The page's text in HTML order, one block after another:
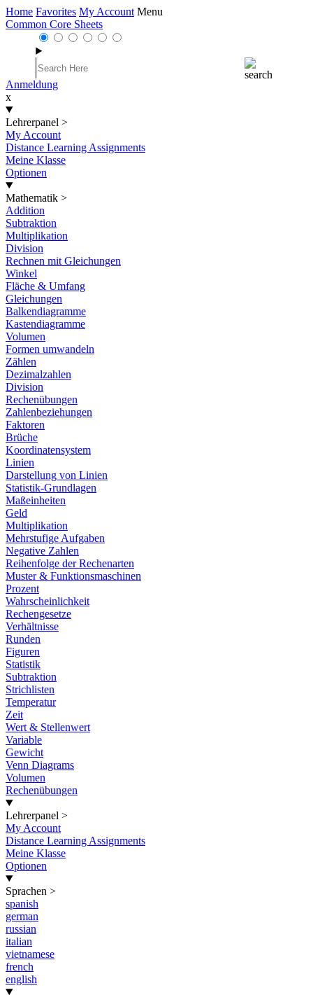
Home Favorites My Account Menu
Common Core Sheets
Anmeldung
x
Lehrerpanel >
My Account
Distance Learning Assignments
Meine Klasse
Optionen
Mathematik >
Addition
Subtraktion
Multiplikation
Division
Rechnen mit Gleichungen
Winkel
Fläche & Umfang
Gleichungen
Balkendiagramme
Kastendiagramme
Volumen
Formen umwandeln
Zählen
Dezimalzahlen
Division
Rechenübungen
Zahlenbeziehungen
Faktoren
Brüche
Koordinatensystem
Linien
Darstellung von Linien
Statistik-Grundlagen
Maßeinheiten
Geld
Multiplikation
Mehrstufige Aufgaben
Negative Zahlen
Reihenfolge der Rechenarten
Muster & Funktionsmaschinen
Prozent
Wahrscheinlichkeit
Rechengesetze
Verhältnisse
Runden
Figuren
Statistik
Subtraktion
Strichlisten
Temperatur
Zeit
Wert & Stellenwert
Variable
Gewicht
Venn Diagrams
Volumen
Rechenübungen
Lehrerpanel >
My Account
Distance Learning Assignments
Meine Klasse
Optionen
Sprachen >
spanish
german
russian
italian
vietnamese
french
english